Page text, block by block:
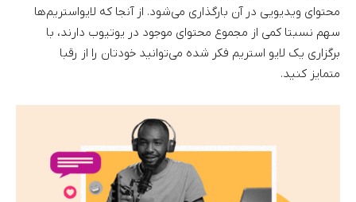
محتوای ویدیویی در آن بارگذاری می‌شود. از آنجا که لایواستریم‌ها
سهم نسبتا کمی از مجموع محتوای موجود در یوتیوب دارند، با
برگزاری یک لایو استریم فکر شده می‌توانید خودتان را از رقبا
متمایز کنید.